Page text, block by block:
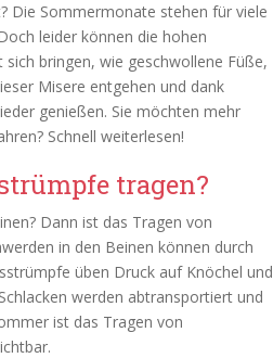
Die Sommermonate stehen für viele
leider können die hohen
bringen, wie geschwollene Füße,
Misere entgehen und dank
genießen. Sie möchten mehr
Schnell weiterlesen!
tragen?
Dann ist das Tragen von
in den Beinen können durch
üben Druck auf Knöchel und
werden abtransportiert und
ist das Tragen von